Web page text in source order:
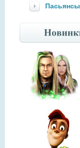
Пасьянсы